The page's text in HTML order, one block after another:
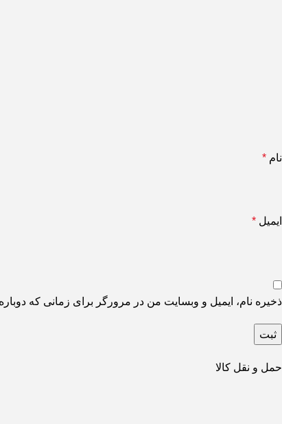
نام *
ایمیل *
ذخیره نام، ایمیل و وبسایت من در مرورگر برای زمانی که
حمل و نقل کالا